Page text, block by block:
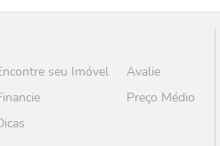
seu Imóvel
Avalie
Preço Médio